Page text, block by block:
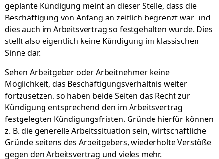
geplante Kündigung meint an dieser Stelle, dass die
Beschäftigung von Anfang an zeitlich begrenzt war und
dies auch im Arbeitsvertrag so festgehalten wurde. Dies
stellt also eigentlich keine Kündigung im klassischen
Sinne dar.
Sehen Arbeitgeber oder Arbeitnehmer keine
Möglichkeit, das Beschäftigungsverhältnis weiter
fortzusetzen, so haben beide Seiten das Recht zur
Kündigung entsprechend den im Arbeitsvertrag
festgelegten Kündigungsfristen. Gründe hierfür können
z. B. die generelle Arbeitssituation sein, wirtschaftliche
Gründe seitens des Arbeitgebers, wiederholte Verstöße
gegen den Arbeitsvertrag und vieles mehr.